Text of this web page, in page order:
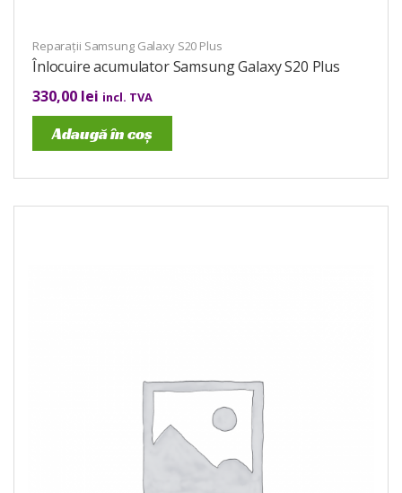
Reparații Samsung Galaxy S20 Plus
Înlocuire acumulator Samsung Galaxy S20 Plus
330,00 lei incl. TVA
Adaugă în coș